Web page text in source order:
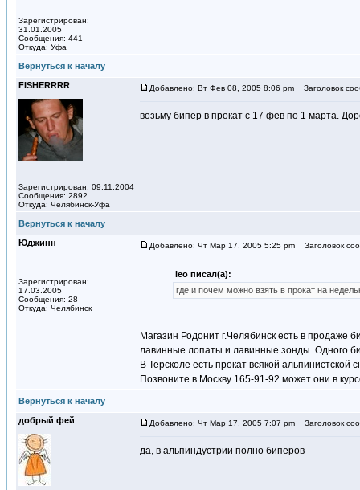
Зарегистрирован:
31.01.2005
Сообщения: 441
Откуда: Уфа
Вернуться к началу
FISHERRRR
Зарегистрирован: 09.11.2004
Сообщения: 2892
Откуда: Челябинск-Уфа
Добавлено: Вт Фев 08, 2005 8:06 pm Заголовок
возьму бипер в прокат с 17 фев по 1 марта.
Вернуться к началу
Юджинн
Зарегистрирован:
17.03.2005
Сообщения: 28
Откуда: Челябинск
Добавлено: Чт Мар 17, 2005 5:25 pm Заголовок
leo писал(а):
где и почем можно взять в прокат на
Магазин Родонит г.Челябинск есть в продаже
лавинные лопаты и лавинные зонды. Одного
В Терсколе есть прокат всякой
Позвоните в Москву 165-91-92 может они в
Вернуться к началу
добрый фей
Добавлено: Чт Мар 17, 2005 7:07 pm Заголовок
да, в альпиндустрии полно биперов